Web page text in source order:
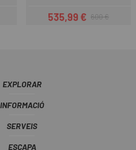
Preu
535,99 €Preu regular
600 €
EXPLORAR
INFORMACIÓ
SERVEIS
ESCAPA